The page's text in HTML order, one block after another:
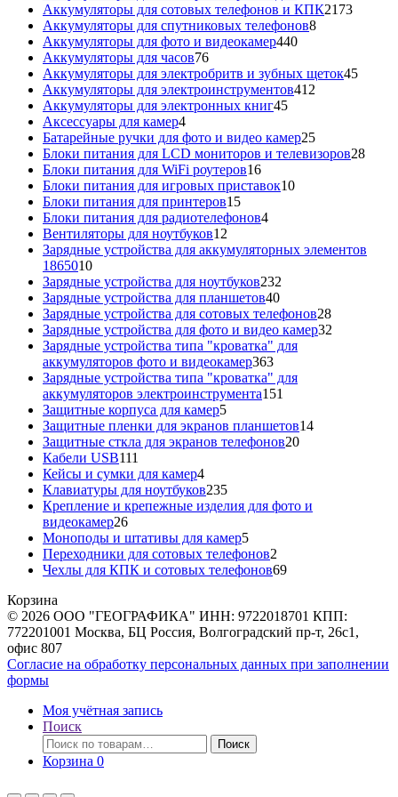
товаров
Аккумуляторы для сотовых телефонов и КПК21732173
Аккумуляторы для спутниковых телефонов88
Аккумуляторы для фото и видеокамер440440
Аккумуляторы для часов7676
товаров
Аккумуляторы для электробритв и зубных щеток4545
Аккумуляторы для электроинструментов412
Аккумуляторы для электронных книг4545
Аксессуары для камер44
товара
Батарейные ручки для фото и видео камер2525
товаров
Блоки питания для LCD мониторов и телевизоров2828
Блоки питания для WiFi роутеров1616
товаров
Блоки питания для игровых приставок1010
Блоки питания для принтеров1515
товаров
Блоки питания для радиотелефонов44
Вентиляторы для ноутбуков12
товаров
Зарядные устройства для аккумуляторных элементов
186501010
товаров
Зарядные устройства для ноутбуков232
Зарядные устройства для планшетов4040
товаров
Зарядные устройства для сотовых телефонов2828
товаров
Зарядные устройства для фото и видео камер32
Зарядные устройства типа "кроватка" для
аккумуляторов фото и видеокамер363363
товара
Зарядные устройства типа "кроватка" для
аккумуляторов электроинструмента151
Защитные корпуса для камер55
товаров
Защитные пленки для экранов планшетов1414
Защитные сткла для экранов телефонов2020
Кабели USB111
товаров
Кейсы и сумки для камер44
товара
Клавиатуры для ноутбуков235235
товаров
Крепление и крепежные изделия для фото и
видеокамер2626
товаров
Моноподы и штативы для камер55
товаров
Переходники для сотовых телефонов2
товара
Чехлы для КПК и сотовых телефонов6969
Корзина
© 2026 ООО "ГЕОГРАФИКА" ИНН: 9722018701 КПП:
772201001 Москва, БЦ Россия, Волгоградский пр-т, 26с1,
офис 807
Согласие на обработку персональных данных при заполнении
формы
Моя учётная запись
Поиск
Искать:
Поиск
Корзина 0